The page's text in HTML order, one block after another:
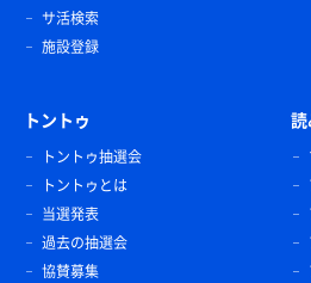
サ活検索
施設登録
トントゥ
トントゥ抽選会
トントゥとは
当選発表
過去の抽選会
協賛募集